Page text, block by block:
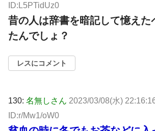
ID:L5PTidUz0
昔の人は辞書を暗記して憶えた
たんでしょ？
レスにコメント
130: 名無しさん 2023/03/08(水)
ID:r/Mw1/oW0